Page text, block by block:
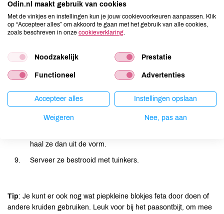
Klop de eieren los en voeg de kruiden en kaas toe.
Fruit de gesneden groente met het karwijzaad kort in de
boter tot de uitjes ietsjes glazig zijn.
Schep de gebakken groente in de holtes van een goed
ingevette muffinvorm, maar houd een paar lepeltjes
achter.
Vul de holtes bij met het ei-mengsel.
Strooi er dan nog de achtergehouden groentes voorzichtig
bovenop.
haal ze dan uit de vorm.
Serveer ze bestrooid met tuinkers.
Tip: Je kunt er ook nog wat piepkleine blokjes feta door doen of
andere kruiden gebruiken. Leuk voor bij het paasontbijt, om mee
Odin.nl maakt gebruik van cookies
Met de vinkjes en instellingen kun je jouw cookievoorkeuren aanpassen. Klik
op “Accepteer alles” om akkoord te gaan met het gebruik van alle cookies,
zoals beschreven in onze cookieverklaring.
Noodzakelijk Prestatie
Functioneel Advertenties
Accepteer alles Instellingen opslaan
Weigeren Nee, pas aan